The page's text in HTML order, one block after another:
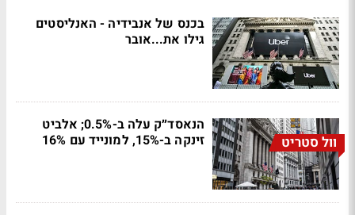
בכנס של אנבידיה - האנליסטים
גילו את...אובר
וול סטריט
הנאסד״ק עלה ב-0.5%; אלביט
זינקה ב-15%, למונייד עם 16%